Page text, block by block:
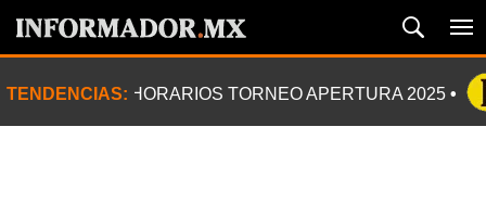
TENDENCIAS: HORARIOS TORNEO APERTURA 2025